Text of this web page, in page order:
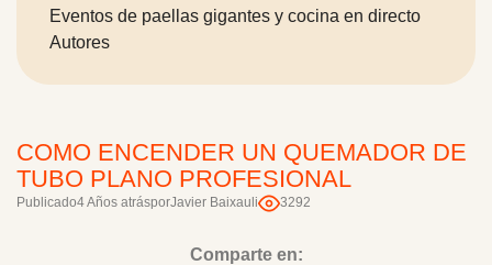
COMO ENCENDER UN QUEMADOR DE
TUBO PLANO PROFESIONAL
Publicado4 Años atrásporJavier Baixauli 3292
Comparte en:
Eventos de paellas gigantes y cocina en directo
Autores